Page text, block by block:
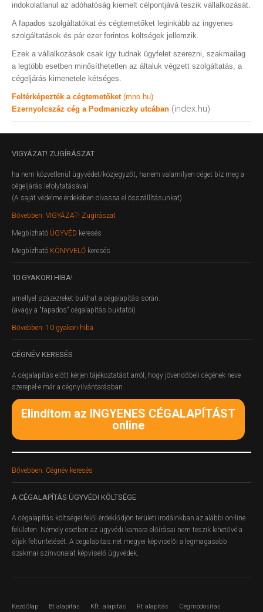
indokolatlanul az adóhatóság kiemelt célpontjává teszik vállalkozását.
A fapados szolgáltatókat és cégtemetőket leginkább az ingyenes
szolgáltatások és pár ezer forintos költségek jellemzik.
Ezek a vállalkozások csak így tudnak ügyfelet szerezni, szakmailag
a legtöbb esetben minősíthetetlen az általuk végzett szolgáltatás, a
cégeljárás kimenetele kétséges.
Feltérképezték a cégtemetőket (mno.hu)
Ezernyolcszáz cég a Podmaniczky utcában (index.hu)
VIGYÁZAT! ZUGÍRÁSZAT
ha nem közvetlenül ügyvédet/közjegyzőt, hanem valamilyen céget bíz meg a
cégeljárás lefolytatásával.
(A saját védelme érdekében olvassa el összállításunkat)
Bővebben: VIGYÁZAT! Zugírászat
Megbízható ÜGYVÉD keresés
Megbízható KÖNYVELŐ keresés
10 GYAKORI HIBA!
amellyel százezreket bukhat a cégalapítás során.
(avagy a "fapados" cégalapítás buktatói)
Bővebben: 10 gyakori hiba
CÉGNÉV KERESÉS
A cégalapítás előtt kérjen tájékoztatást arról, hogy jövendőbeli cégének neve
szerepel-e már a cégnyilvántarásban.
Elindítom az INGYENES CÉGALAPÍTÁST
online
Bővebben: Cégnév keresés
A CÉGALAPÍTÁS ÜGYVÉDI KÖLTSÉGE
A cégalapítás költségei felől érdeklődjön területi irodáinkban az alábbi on-line
felületen. Némely esetben az ügyvédi kamara előírásai nem teszik lehetővé a
díjak feltüntetését. A cegalapitas.net megyei képviselői a legmagasabb
szakmai színvonalat képviselő ügyvédek.
Kezdőlap Bt alapítás Kft. alapítás Rt alapítás Cégmódosítás